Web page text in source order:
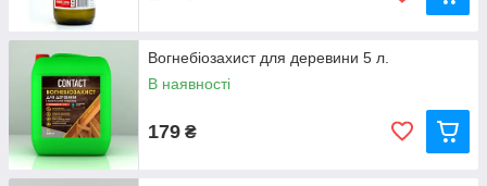
Вогнебіозахист для деревини 5 л.
В наявності
179 ₴